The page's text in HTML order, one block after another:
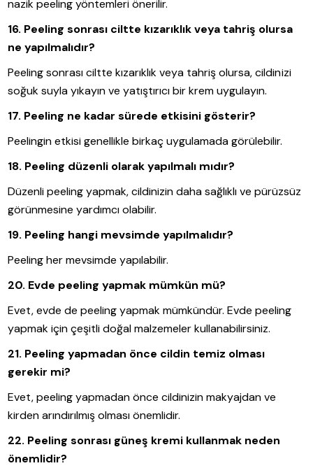
nazik peeling yöntemleri önerilir.
16. Peeling sonrası ciltte kızarıklık veya tahriş olursa
ne yapılmalıdır?
Peeling sonrası ciltte kızarıklık veya tahriş olursa, cildinizi
soğuk suyla yıkayın ve yatıştırıcı bir krem uygulayın.
17. Peeling ne kadar sürede etkisini gösterir?
Peelingin etkisi genellikle birkaç uygulamada görülebilir.
18. Peeling düzenli olarak yapılmalı mıdır?
Düzenli peeling yapmak, cildinizin daha sağlıklı ve pürüzsüz
görünmesine yardımcı olabilir.
19. Peeling hangi mevsimde yapılmalıdır?
Peeling her mevsimde yapılabilir.
20. Evde peeling yapmak mümkün mü?
Evet, evde de peeling yapmak mümkündür. Evde peeling
yapmak için çeşitli doğal malzemeler kullanabilirsiniz.
21. Peeling yapmadan önce cildin temiz olması
gerekir mi?
Evet, peeling yapmadan önce cildinizin makyajdan ve
kirden arındırılmış olması önemlidir.
22. Peeling sonrası güneş kremi kullanmak neden
önemlidir?